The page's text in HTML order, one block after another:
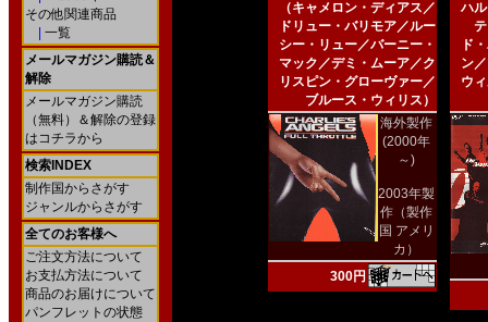
その他関連商品
一覧
メールマガジン購読＆
解除
メールマガジン購読
（無料）＆解除の登録
はコチラから
検索INDEX
制作国からさがす
ジャンルからさがす
全てのお客様へ
ご注文方法について
お支払方法について
商品のお届けについて
パンフレットの状態
（キャメロン・ディアス／
ドリュー・バリモア／ルー
シー・リュー／バーニー・
マック／デミ・ムーア／ク
リスピン・グローヴァー／
ブルース・ウィリス）
海外製作
(2000年
～)
2003年製
作（製作
国 アメリ
カ）
300円
ハ
ド
ン
ウ